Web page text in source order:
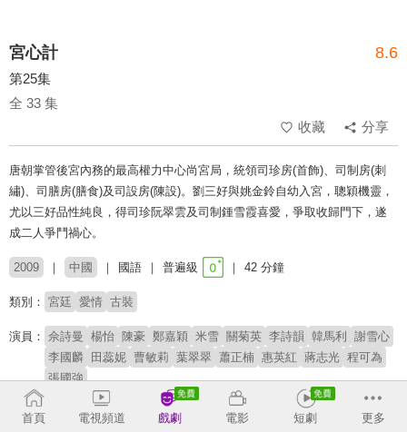
宮心計 8.6
第25集
全 33 集
收藏
分享
唐朝掌管後宮內務的最高權力中心尚宮局，統領司珍房(首飾)、司制房(刺
繡)、司膳房(膳食)及司設房(陳設)。劉三好與姚金鈴自幼入宮，聰穎機靈，
尤以三好品性純良，得司珍阮翠雲及司制鍾雪霞喜愛，爭取收歸門下，遂
成二人爭鬥禍心。
2009 中國 國語 普遍級 42 分鐘
類別： 宮廷 愛情 古裝
演員： 佘詩曼 楊怡 陳豪 鄭嘉穎 米雪 關菊英 李詩韻 韓馬利
謝雪心
李國麟
田蕊妮 曹敏莉 葉翠翠 蕭正楠 惠英紅 蔣志光 程可為
張國強
導演： 方駿釗 陳湘娟 陳志江 廖晉碩
首頁 電視頻道 戲劇 電影 短劇 更多